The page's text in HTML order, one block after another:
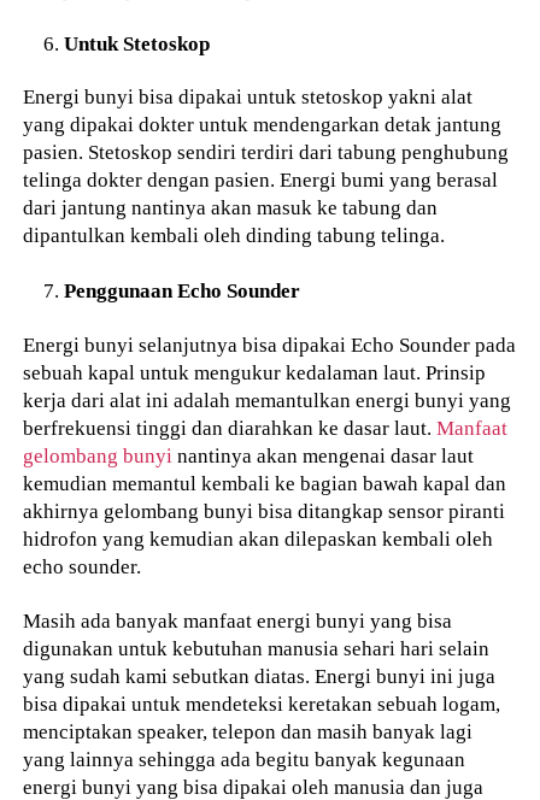
Untuk Stetoskop
Energi bunyi bisa dipakai untuk stetoskop yakni alat
yang dipakai dokter untuk mendengarkan detak jantung
pasien. Stetoskop sendiri terdiri dari tabung penghubung
telinga dokter dengan pasien. Energi bumi yang berasal
dari jantung nantinya akan masuk ke tabung dan
dipantulkan kembali oleh dinding tabung telinga.
Penggunaan Echo Sounder
Energi bunyi selanjutnya bisa dipakai Echo Sounder pada
sebuah kapal untuk mengukur kedalaman laut. Prinsip
kerja dari alat ini adalah memantulkan energi bunyi yang
berfrekuensi tinggi dan diarahkan ke dasar laut.Manfaat
gelombang bunyi nantinya akan mengenai dasar laut
kemudian memantul kembali ke bagian bawah kapal dan
akhirnya gelombang bunyi bisa ditangkap sensor piranti
hidrofon yang kemudian akan dilepaskan kembali oleh
echo sounder.
Masih ada banyak manfaat energi bunyi yang bisa
digunakan untuk kebutuhan manusia sehari hari selain
yang sudah kami sebutkan diatas. Energi bunyi ini juga
bisa dipakai untuk mendeteksi keretakan sebuah logam,
menciptakan speaker, telepon dan masih banyak lagi
yang lainnya sehingga ada begitu banyak kegunaan
energi bunyi yang bisa dipakai oleh manusia dan juga